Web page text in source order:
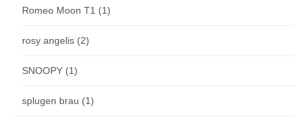
Romeo Moon T1 (1)
rosy angelis (2)
SNOOPY (1)
splugen brau (1)